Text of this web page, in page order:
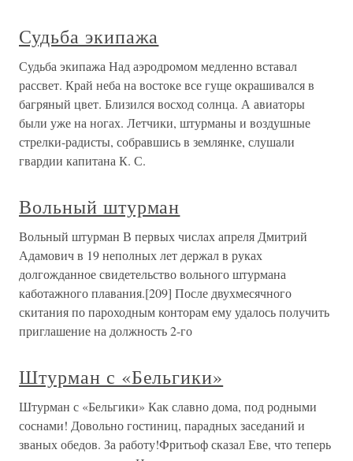
Судьба экипажа
Судьба экипажа Над аэродромом медленно вставал
рассвет. Край неба на востоке все гуще окрашивался в
багряный цвет. Близился восход солнца. А авиаторы
были уже на ногах. Летчики, штурманы и воздушные
стрелки-радисты, собравшись в землянке, слушали
гвардии капитана К. С.
Вольный штурман
Вольный штурман В первых числах апреля Дмитрий
Адамович в 19 неполных лет держал в руках
долгожданное свидетельство вольного штурмана
каботажного плавания.[209] После двухмесячного
скитания по пароходным конторам ему удалось получить
приглашение на должность 2-го
Штурман с «Бельгики»
Штурман с «Бельгики» Как славно дома, под родными
соснами! Довольно гостиниц, парадных заседаний и
званых обедов. За работу!Фритьоф сказал Еве, что теперь